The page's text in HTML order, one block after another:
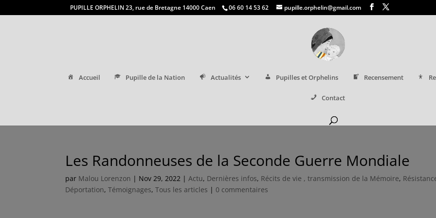
PUPILLE ORPHELIN 23, rue de Bretagne 14000 Caen 06 60 14 53 62 pupille.orphelin@gmail.com
Accueil Pupille de la Nation Actualités Pupilles et Orphelins Recensement
Contact
Les Randonneuses de la Seconde Guerre Mondiale
par Malou Lorenzon | Nov 29, 2022 |Actu, Dernières infos, Récits de vie , transmission de la Mémoire,
Déportation,Témoignages,Tous les articles | 0 commentaires